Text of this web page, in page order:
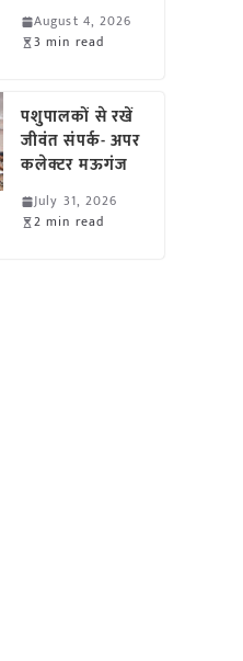
August 4, 2026
3 min read
पशुपालकों से रखें
जीवंत संपर्क- अपर
कलेक्टर मऊगंज
July 31, 2026
2 min read